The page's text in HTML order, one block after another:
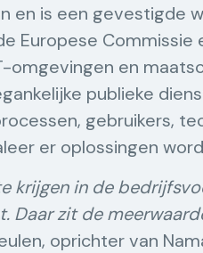
en is een gevestigde
Europese Commissie
omgevingen en
publieke
gebruikers,
er oplossingen
krijgen in de
Daar zit de
oprichter van